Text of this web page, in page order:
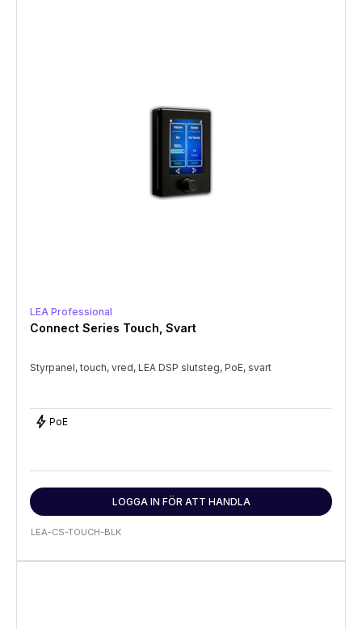
LEA Professional
Connect Series Touch, Svart
Styrpanel, touch, vred, LEA DSP slutsteg, PoE, svart
bolt PoE
LOGGA IN FÖR ATT HANDLA
LEA-CS-TOUCH-BLK